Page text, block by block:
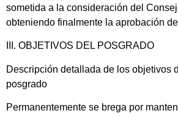
sometida a la consideración del
obteniendo finalmente la aprobación
III. OBJETIVOS DEL POSGRADO
Descripción detallada de los objetivos
posgrado
Permanentemente se brega por